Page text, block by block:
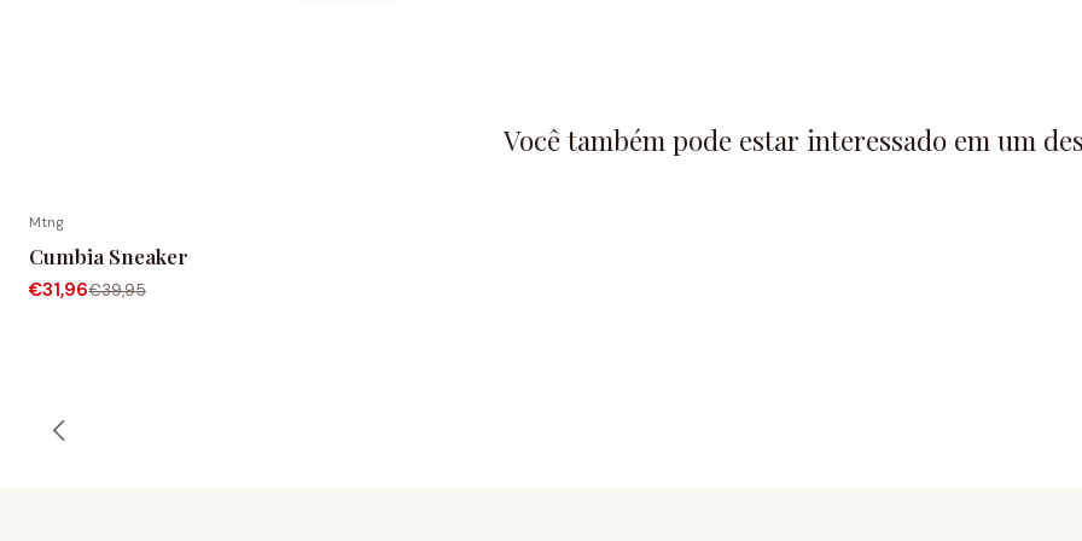
Você também pode estar interessado em um
Mtng
Cumbia Sneaker
€31,96€39,95